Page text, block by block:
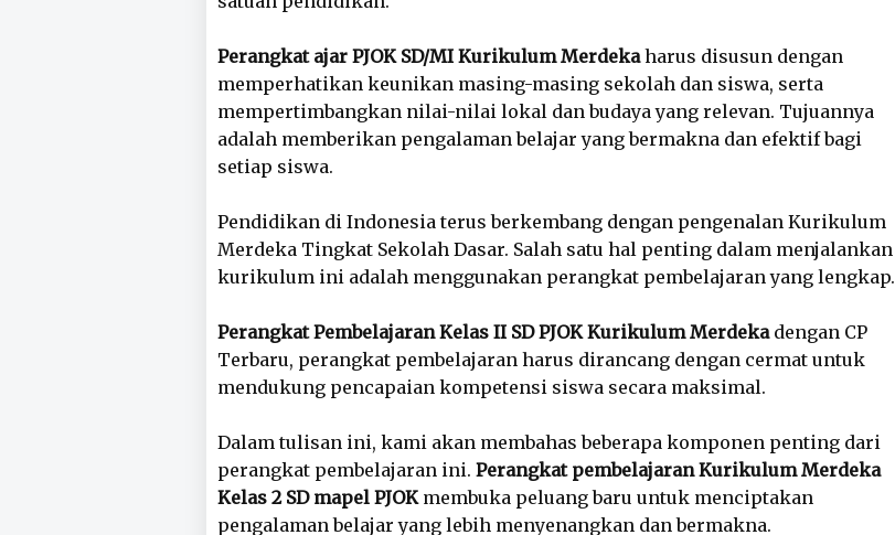
Perangkat ajar PJOK SD/MI Kurikulum Merdekaharus disusun dengan
memperhatikan keunikan masing-masing sekolah dan siswa, serta
mempertimbangkan nilai-nilai lokal dan budaya yang relevan. Tujuannya
adalah memberikan pengalaman belajar yang bermakna dan efektif bagi
setiap siswa.
Pendidikan di Indonesia terus berkembang dengan pengenalan Kurikulum
Merdeka Tingkat Sekolah Dasar. Salah satu hal penting dalam menjalankan
kurikulum ini adalah menggunakan perangkat pembelajaran yang lengkap.
Perangkat Pembelajaran Kelas II SD PJOK Kurikulum Merdekadengan CP
Terbaru, perangkat pembelajaran harus dirancang dengan cermat untuk
mendukung pencapaian kompetensi siswa secara maksimal.
Dalam tulisan ini, kami akan membahas beberapa komponen penting dari
perangkat pembelajaran ini. Perangkat pembelajaran Kurikulum Merdeka
Kelas 2 SD mapel PJOKmembuka peluang baru untuk menciptakan
pengalaman belajar yang lebih menyenangkan dan bermakna.